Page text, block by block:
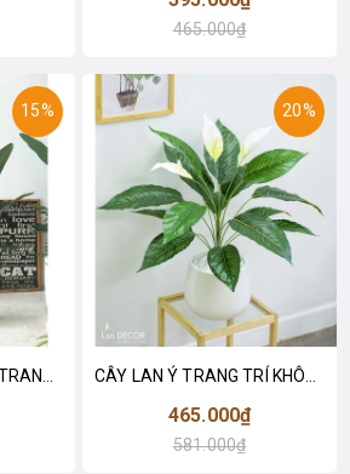
465.000₫
15%
CÂY CHUỐI RẺ QUẠT TRANG TRÍ 1M6 (gồm 3 nhánh) - LC3017
20%
CÂY LAN Ý TRANG TRÍ KHÔNG GIAN HIỆN ĐẠI SANG TRỌNG (70cm) - LC2926
465.000₫
581.000₫